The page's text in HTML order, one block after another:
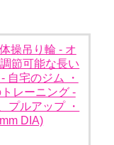
操吊り輪 - オ
節可能な長い
自宅のジム ・
レーニング -
プルアップ ・
DIA)